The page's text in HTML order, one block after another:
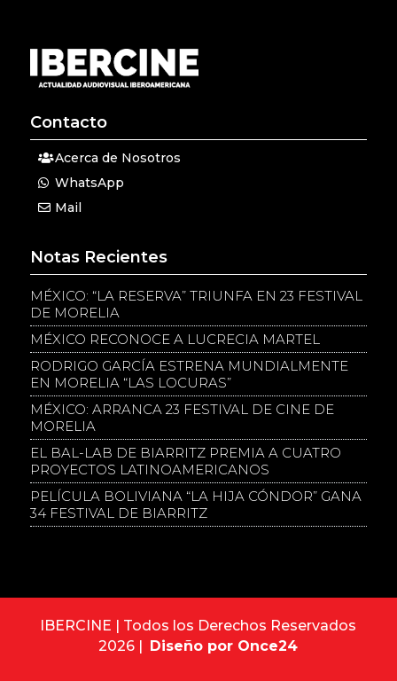
Contacto
Acerca de Nosotros
WhatsApp
Mail
Notas Recientes
MÉXICO: “LA RESERVA” TRIUNFA EN 23 FESTIVAL
DE MORELIA
MÉXICO RECONOCE A LUCRECIA MARTEL
RODRIGO GARCÍA ESTRENA MUNDIALMENTE
EN MORELIA “LAS LOCURAS”
MÉXICO: ARRANCA 23 FESTIVAL DE CINE DE
MORELIA
EL BAL-LAB DE BIARRITZ PREMIA A CUATRO
PROYECTOS LATINOAMERICANOS
PELÍCULA BOLIVIANA “LA HIJA CÓNDOR” GANA
34 FESTIVAL DE BIARRITZ
IBERCINE | Todos los Derechos Reservados
2026 | Diseño por Once24